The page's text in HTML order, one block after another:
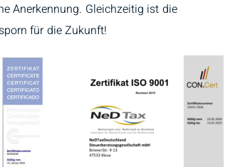
Anerkennung. Gleichzeitig ist die
für die Zukunft!